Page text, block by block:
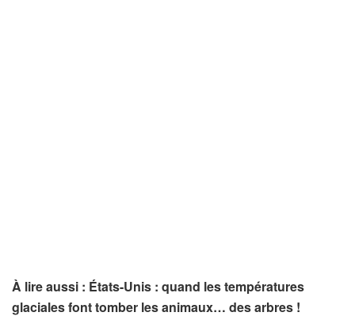
À lire aussi : États-Unis : quand les températures
glaciales font tomber les animaux… des arbres !